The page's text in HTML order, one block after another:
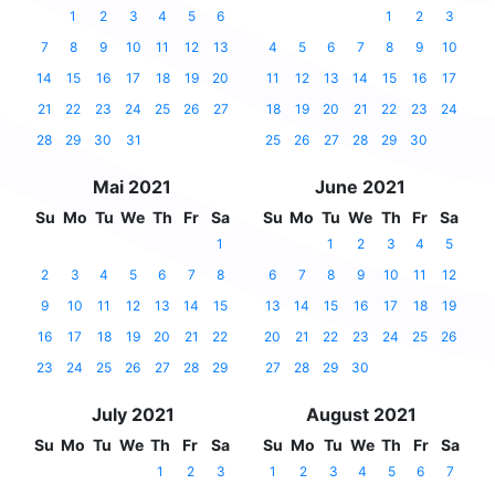
1 2 3 4 5
6
7
8 9 10 11 12
13
14
15 16 17 18 19
20
21
22 23 24 25 26
27
28
29 30 31
1 2
3
4
5 6 7 8 9
10
11
12 13 14 15 16
17
18
19 20 21 22 23
24
25
26 27 28 29 30
Mai 2021
Su Mo Tu We Th Fr Sa
1
2
3 4 5 6 7
8
9
10 11 12 13 14
15
16
17 18 19 20 21
22
23
24 25 26 27 28 29
June 2021
Su Mo Tu We Th Fr Sa
1 2 3 4
5
6
7 8 9 10 11
12
13
14 15 16 17 18
19
20
21 22 23 24 25
26
27
28 29 30
July 2021
Su Mo Tu We Th Fr Sa
1 2
3
August 2021
Su Mo Tu We Th Fr Sa
1 2 3 4 5 6
7